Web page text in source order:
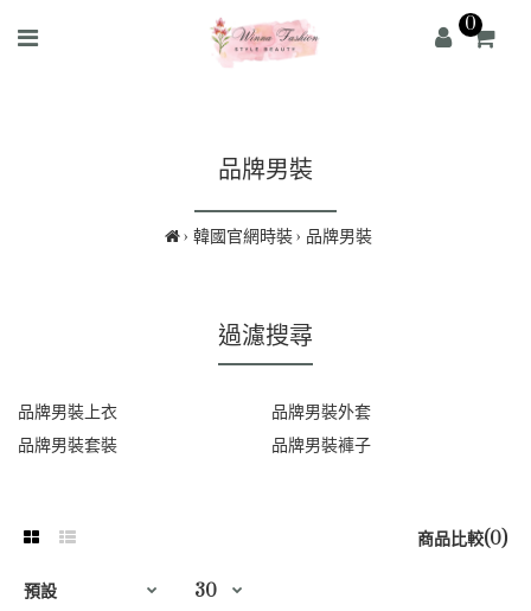
0
品牌男裝
韓國官網時裝 品牌男裝
過濾搜尋
品牌男裝上衣
品牌男裝外套
品牌男裝套裝
品牌男裝褲子
商品比較(0)